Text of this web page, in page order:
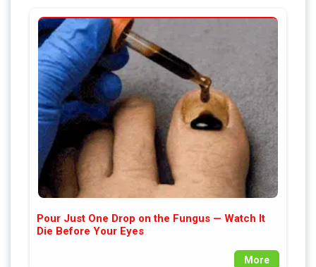
Pour Just One Drop on the Fungus — Watch It
Die Before Your Eyes
More